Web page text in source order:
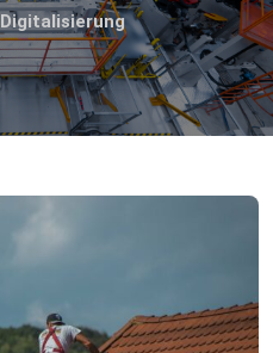
Digitalisierung